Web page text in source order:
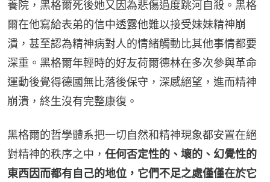
養院，黑格爾死後她又因為悲傷過度跳河自殺。黑格
爾在他寫給表弟的信中透露他難以接受妹妹精神崩
潰，甚至認為精神病對人的情緒觸動比其他事情都要
深重。黑格爾年輕時的好友荷爾德林在多次參與革命
運動後覺得德國無比落後保守，深感絕望，進而精神
崩潰，終生沒有完整康復。
黑格爾的哲學體系把一切自然和精神現象都安置在絕
對精神的秩序之中， 任何否定性的、壞的、幻覺性的
東西因而都有自己的地位，它們不足之處僅僅在於它